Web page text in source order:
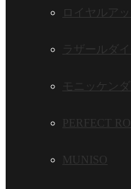
ロイヤルアッ
ラザールダ
モニッケン
PERFECT
MUNISO